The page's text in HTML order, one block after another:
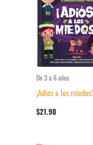
De 3 a 6 años
¡Adios a los miedos!
$21.90